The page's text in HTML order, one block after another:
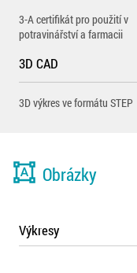
3-A certifikát pro použití v
potravinářství a farmacii
3D CAD
3D výkres ve formátu STEP
format_shapes Obrázky
Výkresy